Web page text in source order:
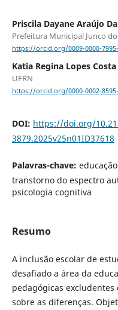
Priscila Dayane Araújo
Prefeitura Municipal Junco
https://orcid.org/0009-0000-
Katia Regina Lopes
UFRN
https://orcid.org/0000-0002-
DOI: https://doi.org/
3879.2025v25n01ID37618
Palavras-chave:
transtorno do espectro
psicologia cognitiva
Resumo
A inclusão escolar de
desafiado a área da
pedagógicas excludentes
sobre as diferenças.